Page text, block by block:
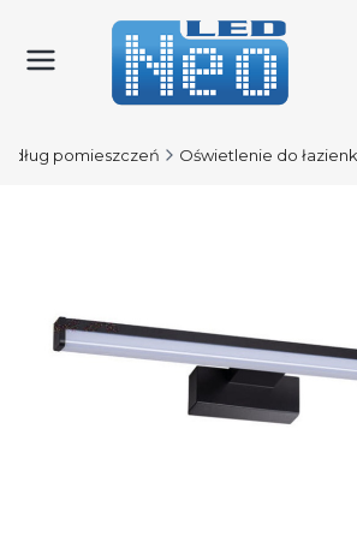
pomieszczeń Oświetlenie do